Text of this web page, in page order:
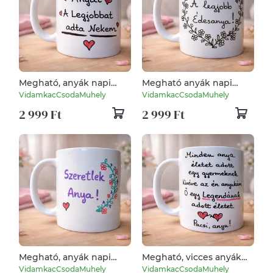
Megható, anyák napi
bögre - feliratos ajándék
VidamkacCsodaMuhely
2 999 Ft
Megható anyák napi
bögre - feliratos ajándék
VidamkacCsodaMuhely
2 999 Ft
Megható, anyák napi
bögre - feliratos ajándék
VidamkacCsodaMuhely
Megható, vicces anyák
napi bögre - feliratos
VidamkacCsodaMuhely